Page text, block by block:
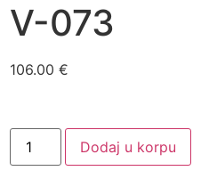
V-073
106.00 €
Dodaj u korpu